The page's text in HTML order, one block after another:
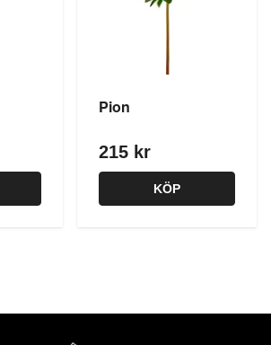
Pion
215 kr
KÖP